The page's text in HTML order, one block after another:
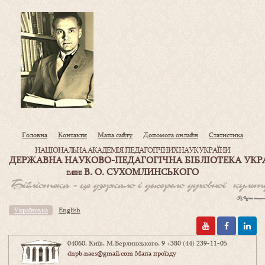
Головна Контакти Мапа сайту Допомога онлайн Статистика
НАЦІОНАЛЬНА АКАДЕМІЯ ПЕДАГОГІЧНИХ НАУК УКРАЇНИ
ДЕРЖАВНА НАУКОВО-ПЕДАГОГІЧНА БІБЛІОТЕКА
ІМЕНІВ. О. СУХОМЛИНСЬКОГО
Українська English
04060, Київ, М.Берлинського, 9+380 (44) 239-11-05
dnpb.naes@gmail.comМапа проїзду